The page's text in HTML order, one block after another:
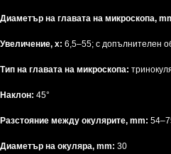
Диаметър на главата на микроскопа,
Увеличение, x: 6,5–55; с допълнителен
Тип на главата на микроскопа:
Наклон: 45°
Разстояние между окулярите, mm:
Диаметър на окуляра, mm: 30